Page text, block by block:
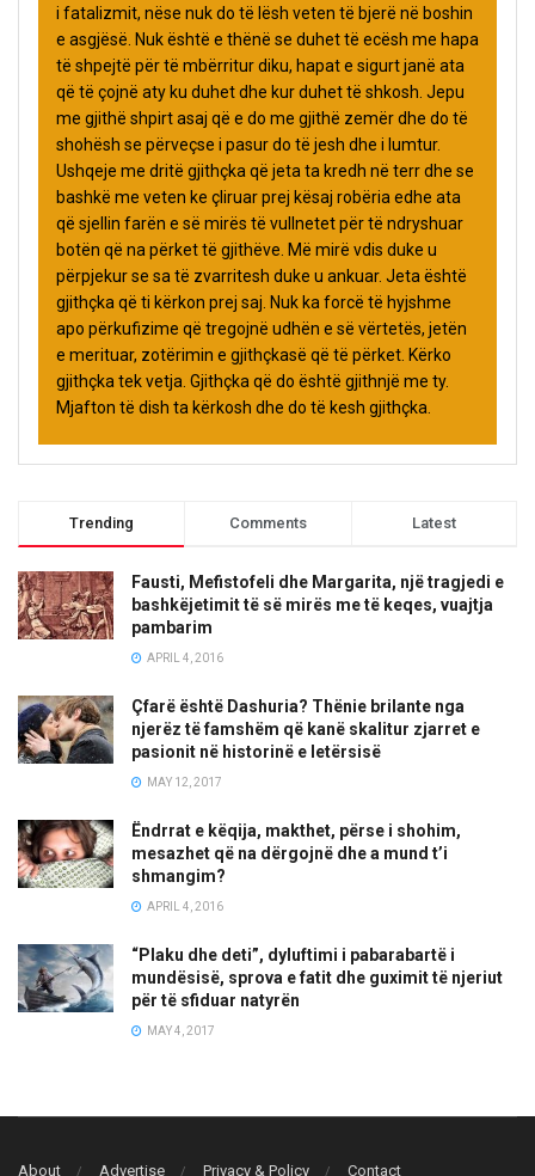
i fatalizmit, nëse nuk do të lësh veten të bjerë në boshin
e asgjësë. Nuk është e thënë se duhet të ecësh me hapa
të shpejtë për të mbërritur diku, hapat e sigurt janë ata
që të çojnë aty ku duhet dhe kur duhet të shkosh. Jepu
me gjithë shpirt asaj që e do me gjithë zemër dhe do të
shohësh se përveçse i pasur do të jesh dhe i lumtur.
Ushqeje me dritë gjithçka që jeta ta kredh në terr dhe se
bashkë me veten ke çliruar prej kësaj robëria edhe ata
që sjellin farën e së mirës të vullnetet për të ndryshuar
botën që na përket të gjithëve. Më mirë vdis duke u
përpjekur se sa të zvarritesh duke u ankuar. Jeta është
gjithçka që ti kërkon prej saj. Nuk ka forcë të hyjshme
apo përkufizime që tregojnë udhën e së vërtetës, jetën
e merituar, zotërimin e gjithçkasë që të përket. Kërko
gjithçka tek vetja. Gjithçka që do është gjithnjë me ty.
Mjafton të dish ta kërkosh dhe do të kesh gjithçka.
Trending Comments Latest
Fausti, Mefistofeli dhe Margarita, një tragjedi e
bashkëjetimit të së mirës me të keqes, vuajtja
pambarim
APRIL 4, 2016
Çfarë është Dashuria? Thënie brilante nga
njerëz të famshëm që kanë skalitur zjarret e
pasionit në historinë e letërsisë
MAY 12, 2017
Ëndrrat e këqija, makthet, përse i shohim,
mesazhet që na dërgojnë dhe a mund t’i
shmangim?
APRIL 4, 2016
“Plaku dhe deti”, dyluftimi i pabarabartë i
mundësisë, sprova e fatit dhe guximit të njeriut
për të sfiduar natyrën
MAY 4, 2017
About Advertise Privacy & Policy Contact